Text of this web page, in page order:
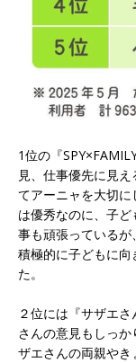
1位の『
見、仕事優先に見
てアーニャを大切
は優秀なのに、子
事も頑張っているが
積極的に子どもに
た。
２位には『サザエ
さんの意見もしっ
ザエさんの両親や